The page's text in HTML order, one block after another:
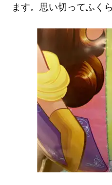
ます。思い切ってふく